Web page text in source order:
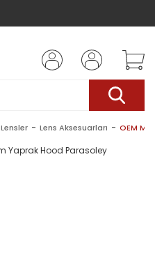
Lensler Lens Aksesuarları OEM